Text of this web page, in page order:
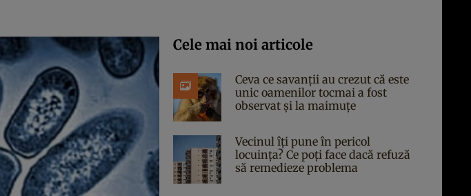
Cele mai noi articole
Ceva ce savanții au crezut că este
unic oamenilor tocmai a fost
observat și la maimuțe
Vecinul îți pune în pericol
locuința? Ce poți face dacă refuză
să remedieze problema